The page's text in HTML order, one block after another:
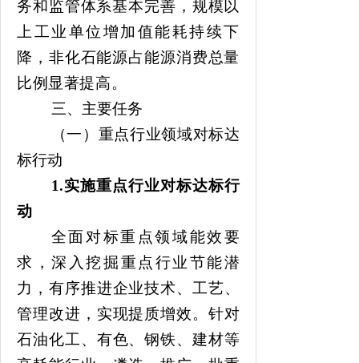
务和监管体系基本完善，规模以
上工业单位增加值能耗持续下
降 ，非化石能源占能源消费总量
比例显著提高。
三、主要任务
（一）重点行业领域对标达
标行动
1.实施重点行业对标达标行
动
全面对标重点领域能效要
求，深入挖掘重点行业节能潜
力，有序推进企业技术、工艺、
管理改进，实现提质增效。针对
石油化工 、有色、钢铁、建材等